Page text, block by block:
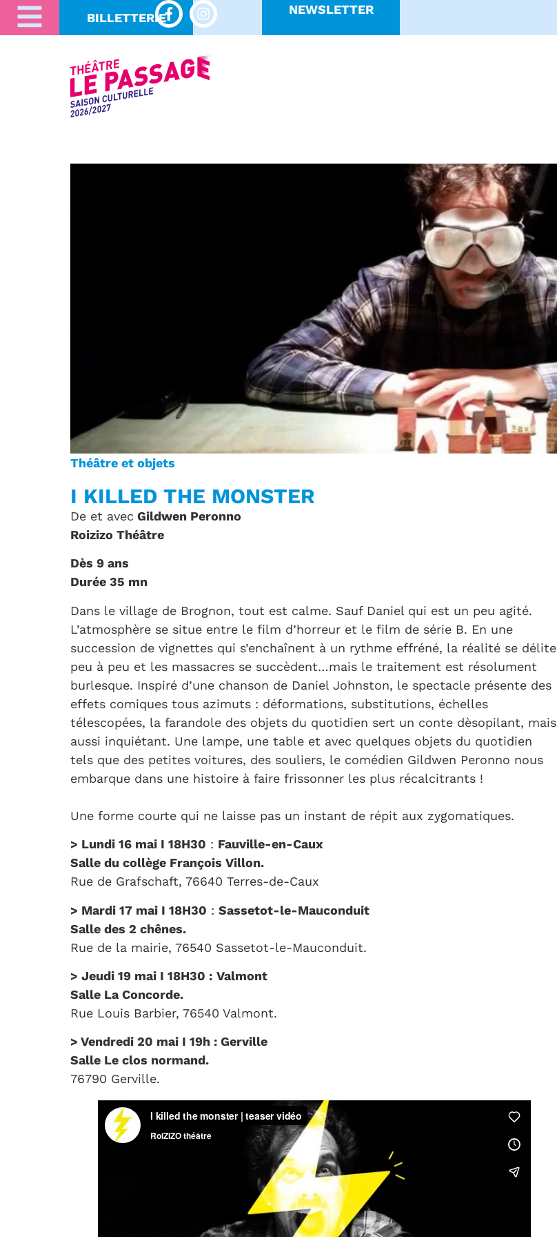
BILLETTERIE
NEWSLETTER
Théâtre et objets
I KILLED THE MONSTER
De et avec Gildwen Peronno
Roizizo Théâtre
Dès 9 ans
Durée 35 mn
Dans le village de Brognon, tout est calme. Sauf Daniel qui est un peu agité.
L’atmosphère se situe entre le film d’horreur et le film de série B. En une
succession de vignettes qui s’enchaînent à un rythme effréné, la réalité se délite
peu à peu et les massacres se succèdent…mais le traitement est résolument
burlesque. Inspiré d’une chanson de Daniel Johnston, le spectacle présente des
effets comiques tous azimuts : déformations, substitutions, échelles
télescopées, la farandole des objets du quotidien sert un conte dèsopilant, mais
aussi inquiétant. Une lampe, une table et avec quelques objets du quotidien
tels que des petites voitures, des souliers, le comédien Gildwen Peronno nous
embarque dans une histoire à faire frissonner les plus récalcitrants !
Une forme courte qui ne laisse pas un instant de répit aux zygomatiques.
> Lundi 16 mai I 18H30 : Fauville-en-Caux
Salle du collège François Villon.
Rue de Grafschaft, 76640 Terres-de-Caux
> Mardi 17 mai I 18H30 : Sassetot-le-Mauconduit
Salle des 2 chênes.
Rue de la mairie, 76540 Sassetot-le-Mauconduit.
> Jeudi 19 mai ​I 18H30 : Valmont
Salle La Concorde.
Rue Louis Barbier, 76540 Valmont.
> Vendredi 20 mai I 19h : Gerville
Salle Le clos normand.
76790 Gerville.